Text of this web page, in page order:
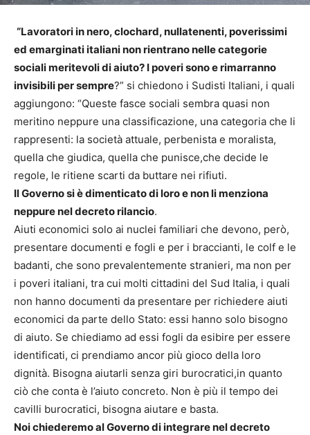
“Lavoratori in nero, clochard, nullatenenti, poverissimi
ed emarginati italiani non rientrano nelle categorie
sociali meritevoli di aiuto? I poveri sono e rimarranno
invisibili per sempre?” si chiedono i Sudisti Italiani, i quali
aggiungono: “Queste fasce sociali sembra quasi non
meritino neppure una classificazione, una categoria che li
rappresenti: la società attuale, perbenista e moralista,
quella che giudica, quella che punisce,che decide le
regole, le ritiene scarti da buttare nei rifiuti.
Il Governo si è dimenticato di loro e non li menziona
neppure nel decreto rilancio.
Aiuti economici solo ai nuclei familiari che devono, però,
presentare documenti e fogli e per i braccianti, le colf e le
badanti, che sono prevalentemente stranieri, ma non per
i poveri italiani, tra cui molti cittadini del Sud Italia, i quali
non hanno documenti da presentare per richiedere aiuti
economici da parte dello Stato: essi hanno solo bisogno
di aiuto. Se chiediamo ad essi fogli da esibire per essere
identificati, ci prendiamo ancor più gioco della loro
dignità. Bisogna aiutarli senza giri burocratici,in quanto
ciò che conta è l’aiuto concreto. Non è più il tempo dei
cavilli burocratici, bisogna aiutare e basta.
Noi chiederemo al Governo di integrare nel decreto